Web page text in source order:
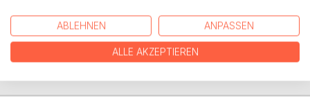
AUTOR/IN
ABLEHNEN ANPASSEN
ALLE AKZEPTIEREN